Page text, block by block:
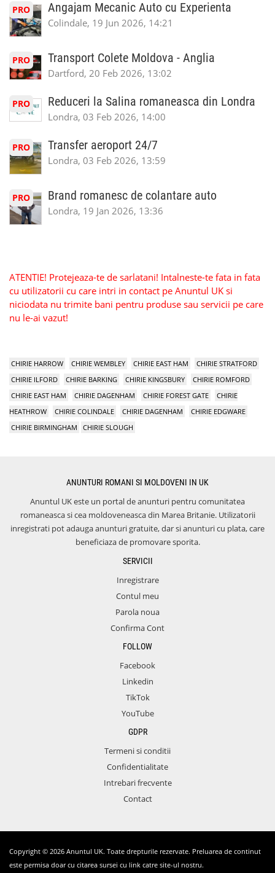
PRO Angajam Mecanic Auto cu Experienta
Colindale, 19 Jun 2026, 14:21
PRO Transport Colete Moldova - Anglia
Dartford, 20 Feb 2026, 13:02
PRO Reduceri la Salina romaneasca din Londra
Londra, 03 Feb 2026, 14:00
PRO Transfer aeroport 24/7
Londra, 03 Feb 2026, 13:59
PRO Brand romanesc de colantare auto
Londra, 19 Jan 2026, 13:36
ATENTIE! Protejeaza-te de sarlatani! Intalneste-te fata in fata
cu utilizatorii cu care intri in contact pe Anuntul UK si
niciodata nu trimite bani pentru produse sau servicii pe care
nu le-ai vazut!
CHIRIE HARROW CHIRIE WEMBLEY CHIRIE EAST HAM
CHIRIE STRATFORD
CHIRIE ILFORD
CHIRIE BARKING CHIRIE KINGSBURY
CHIRIE ROMFORD
CHIRIE EAST HAM
CHIRIE DAGENHAM CHIRIE FOREST GATE
CHIRIE
HEATHROW
CHIRIE COLINDALE CHIRIE DAGENHAM
CHIRIE EDGWARE
CHIRIE BIRMINGHAM
CHIRIE SLOUGH
ANUNTURI ROMANI SI MOLDOVENI IN UK
Anuntul UK este un portal de anunturi pentru comunitatea
romaneasca si cea moldoveneasca din Marea Britanie. Utilizatorii
inregistrati pot adauga anunturi gratuite, dar si anunturi cu plata, care
beneficiaza de promovare sporita.
SERVICII
Inregistrare
Contul meu
Parola noua
Confirma Cont
FOLLOW
Facebook
Linkedin
TikTok
YouTube
GDPR
Termeni si conditii
Confidentialitate
Intrebari frecvente
Contact
Copyright © 2026 Anuntul UK. Toate drepturile rezervate. Preluarea de continut
este permisa doar cu citarea sursei cu link catre site-ul nostru.